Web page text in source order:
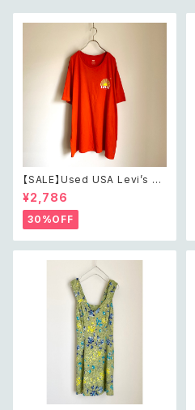
【SALE】Used USA Levi’s su
nrise design orange t shirt
レトロ アメリカ ユーズド 古着
リーバイス サンライズ デザイン
オレンジ Tシャツ XXL
¥2,786
30%OFF